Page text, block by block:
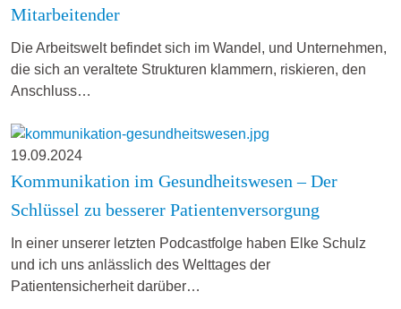
Mitarbeitender
Die Arbeitswelt befindet sich im Wandel, und Unternehmen,
die sich an veraltete Strukturen klammern, riskieren, den
Anschluss…
19.09.2024
Kommunikation im Gesundheitswesen – Der
Schlüssel zu besserer Patientenversorgung
In einer unserer letzten Podcastfolge haben Elke Schulz
und ich uns anlässlich des Welttages der
Patientensicherheit darüber…